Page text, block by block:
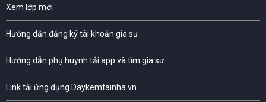
Xem lớp mới
Hướng dẫn đăng ký tài khoản gia sư
Hướng dẫn phụ huynh tải app và tìm gia sư
Link tải ứng dụng Daykemtainha.vn